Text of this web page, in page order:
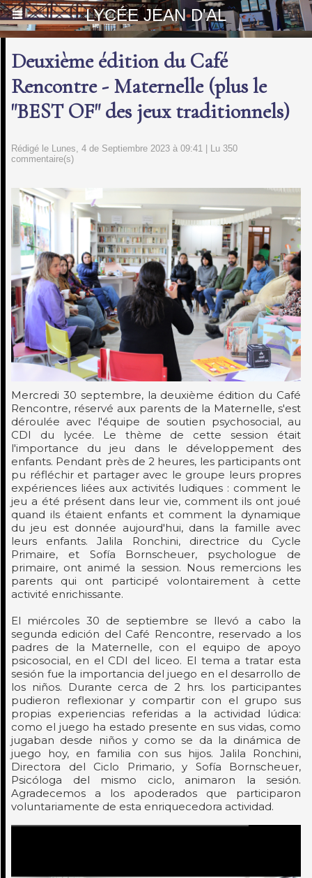
LYCÉE JEAN D'AL
Deuxième édition du Café
Rencontre - Maternelle (plus le
"BEST OF" des jeux traditionnels)
Rédigé le Lunes, 4 de Septiembre 2023 à 09:41 | Lu 350
commentaire(s)
Mercredi 30 septembre, la deuxième édition du Café
Rencontre, réservé aux parents de la Maternelle, s'est
déroulée avec l'équipe de soutien psychosocial, au
CDI du lycée. Le thème de cette session était
l'importance du jeu dans le développement des
enfants. Pendant près de 2 heures, les participants ont
pu réfléchir et partager avec le groupe leurs propres
expériences liées aux activités ludiques : comment le
jeu a été présent dans leur vie, comment ils ont joué
quand ils étaient enfants et comment la dynamique
du jeu est donnée aujourd'hui, dans la famille avec
leurs enfants. Jalila Ronchini, directrice du Cycle
Primaire, et Sofía Bornscheuer, psychologue de
primaire, ont animé la session. Nous remercions les
parents qui ont participé volontairement à cette
activité enrichissante.
El miércoles 30 de septiembre se llevó a cabo la
segunda edición del Café Rencontre, reservado a los
padres de la Maternelle, con el equipo de apoyo
psicosocial, en el CDI del liceo. El tema a tratar esta
sesión fue la importancia del juego en el desarrollo de
los niños. Durante cerca de 2 hrs. los participantes
pudieron reflexionar y compartir con el grupo sus
propias experiencias referidas a la actividad lúdica:
como el juego ha estado presente en sus vidas, como
jugaban desde niños y como se da la dinámica de
juego hoy, en familia con sus hijos. Jalila Ronchini,
Directora del Ciclo Primario, y Sofía Bornscheuer,
Psicóloga del mismo ciclo, animaron la sesión.
Agradecemos a los apoderados que participaron
voluntariamente de esta enriquecedora actividad.